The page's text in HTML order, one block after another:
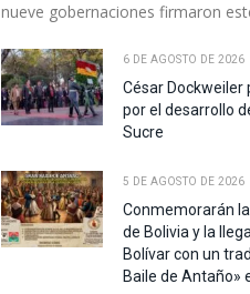
nueve gobernaciones firmaron
6 DE AGOSTO DE 2026
César
por el desarrollo
Sucre
5 DE AGOSTO DE 2026
Conmemorarán
de Bolivia y la
Bolívar con un
Baile de Antaño»